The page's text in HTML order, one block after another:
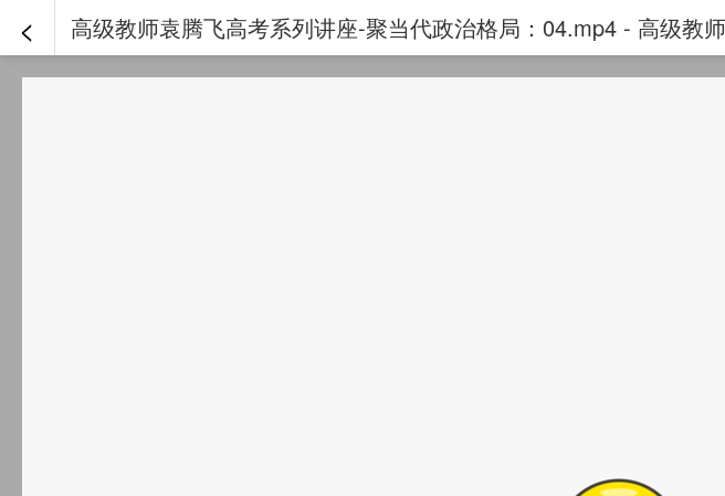
< 高级教师袁腾飞高考系列讲座-聚当代政治格局：04.mp4 - 高级教